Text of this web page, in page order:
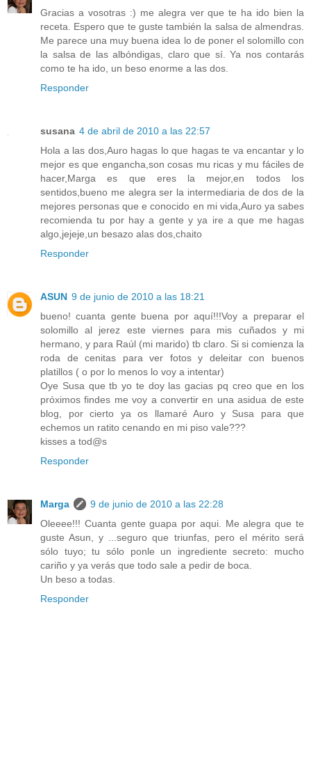
Gracias a vosotras :) me alegra ver que te ha ido bien la
receta. Espero que te guste también la salsa de almendras.
Me parece una muy buena idea lo de poner el solomillo con
la salsa de las albóndigas, claro que sí. Ya nos contarás
como te ha ido, un beso enorme a las dos.
Responder
susana 4 de abril de 2010 a las 22:57
Hola a las dos,Auro hagas lo que hagas te va encantar y lo
mejor es que engancha,son cosas mu ricas y mu fáciles de
hacer,Marga es que eres la mejor,en todos los
sentidos,bueno me alegra ser la intermediaria de dos de la
mejores personas que e conocido en mi vida,Auro ya sabes
recomienda tu por hay a gente y ya ire a que me hagas
algo,jejeje,un besazo alas dos,chaito
Responder
ASUN 9 de junio de 2010 a las 18:21
bueno! cuanta gente buena por aquí!!!Voy a preparar el
solomillo al jerez este viernes para mis cuñados y mi
hermano, y para Raúl (mi marido) tb claro. Si si comienza la
roda de cenitas para ver fotos y deleitar con buenos
platillos ( o por lo menos lo voy a intentar)
Oye Susa que tb yo te doy las gacias pq creo que en los
próximos findes me voy a convertir en una asidua de este
blog, por cierto ya os llamaré Auro y Susa para que
echemos un ratito cenando en mi piso vale???
kisses a tod@s
Responder
Marga
9 de junio de 2010 a las 22:28
Oleeee!!! Cuanta gente guapa por aqui. Me alegra que te
guste Asun, y ...seguro que triunfas, pero el mérito será
sólo tuyo; tu sólo ponle un ingrediente secreto: mucho
cariño y ya verás que todo sale a pedir de boca.
Un beso a todas.
Responder